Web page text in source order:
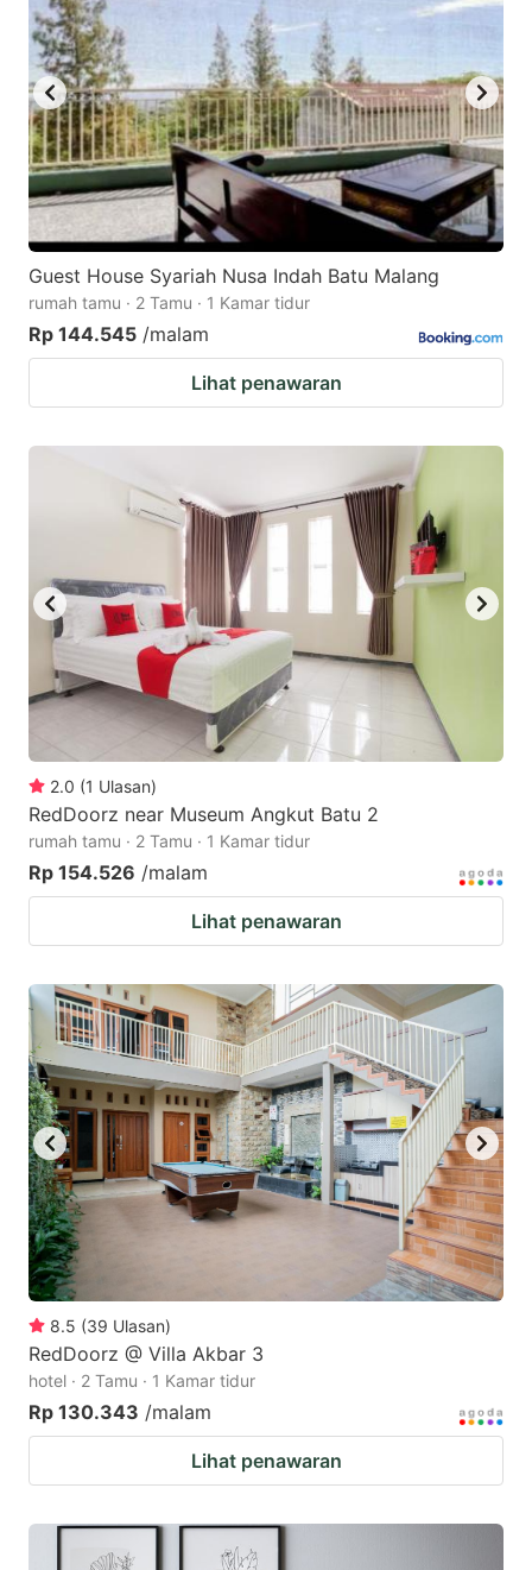
Guest House Syariah Nusa Indah Batu Malang
rumah tamu · 2 Tamu · 1 Kamar tidur
Rp 144.545 /malam
Lihat penawaran
2.0 (1 Ulasan)
RedDoorz near Museum Angkut Batu 2
rumah tamu · 2 Tamu · 1 Kamar tidur
Rp 154.526 /malam
Lihat penawaran
8.5 (39 Ulasan)
RedDoorz @ Villa Akbar 3
hotel · 2 Tamu · 1 Kamar tidur
Rp 130.343 /malam
Lihat penawaran